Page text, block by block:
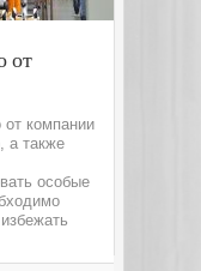
от
компании
а также
особые